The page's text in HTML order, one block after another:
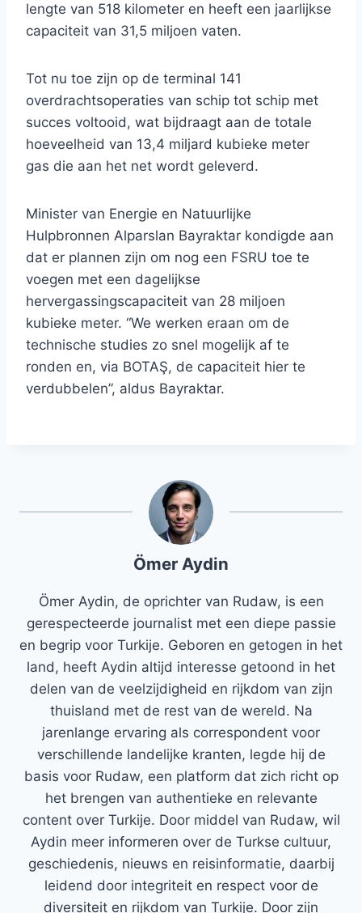
lengte van 518 kilometer en heeft een jaarlijkse
capaciteit van 31,5 miljoen vaten.
Tot nu toe zijn op de terminal 141
overdrachtsoperaties van schip tot schip met
succes voltooid, wat bijdraagt ​​aan de totale
hoeveelheid van 13,4 miljard kubieke meter
gas die aan het net wordt geleverd.
Minister van Energie en Natuurlijke
Hulpbronnen Alparslan Bayraktar kondigde aan
dat er plannen zijn om nog een FSRU toe te
voegen met een dagelijkse
hervergassingscapaciteit van 28 miljoen
kubieke meter. “We werken eraan om de
technische studies zo snel mogelijk af te
ronden en, via BOTAŞ, de capaciteit hier te
verdubbelen”, aldus Bayraktar.
Ömer Aydin
Ömer Aydin, de oprichter van Rudaw, is een
gerespecteerde journalist met een diepe passie
en begrip voor Turkije. Geboren en getogen in het
land, heeft Aydin altijd interesse getoond in het
delen van de veelzijdigheid en rijkdom van zijn
thuisland met de rest van de wereld. Na
jarenlange ervaring als correspondent voor
verschillende landelijke kranten, legde hij de
basis voor Rudaw, een platform dat zich richt op
het brengen van authentieke en relevante
content over Turkije. Door middel van Rudaw, wil
Aydin meer informeren over de Turkse cultuur,
geschiedenis, nieuws en reisinformatie, daarbij
leidend door integriteit en respect voor de
diversiteit en rijkdom van Turkije. Door zijn